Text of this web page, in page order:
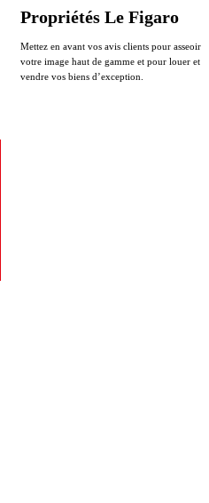
Propriétés Le Figaro
Mettez en avant vos avis clients pour asseoir
votre image haut de gamme et pour louer et
vendre vos biens d’exception.